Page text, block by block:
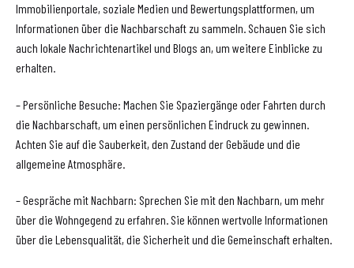
Immobilienportale, soziale Medien und Bewertungsplattformen, um
Informationen über die Nachbarschaft zu sammeln. Schauen Sie sich
auch lokale Nachrichtenartikel und Blogs an, um weitere Einblicke zu
erhalten.
– Persönliche Besuche: Machen Sie Spaziergänge oder Fahrten durch
die Nachbarschaft, um einen persönlichen Eindruck zu gewinnen.
Achten Sie auf die Sauberkeit, den Zustand der Gebäude und die
allgemeine Atmosphäre.
– Gespräche mit Nachbarn: Sprechen Sie mit den Nachbarn, um mehr
über die Wohngegend zu erfahren. Sie können wertvolle Informationen
über die Lebensqualität, die Sicherheit und die Gemeinschaft erhalten.